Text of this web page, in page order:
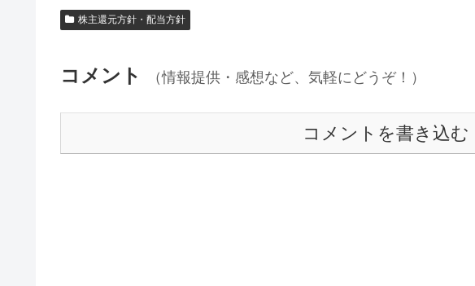
株主還元方針・配当方針
コメント （情報提供・感想など、気軽にどうぞ！）
コメントを書き込む